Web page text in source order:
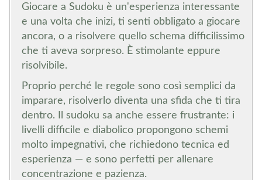
Giocare a Sudoku è un'esperienza interessante
e una volta che inizi, ti senti obbligato a giocare
ancora, o a risolvere quello schema difficilissimo
che ti aveva sorpreso. È stimolante eppure
risolvibile.
Proprio perché le regole sono così semplici da
imparare, risolverlo diventa una sfida che ti tira
dentro. Il sudoku sa anche essere frustrante: i
livelli difficile e diabolico propongono schemi
molto impegnativi, che richiedono tecnica ed
esperienza — e sono perfetti per allenare
concentrazione e pazienza.